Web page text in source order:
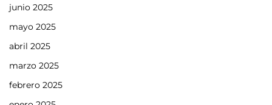
junio 2025
mayo 2025
abril 2025
marzo 2025
febrero 2025